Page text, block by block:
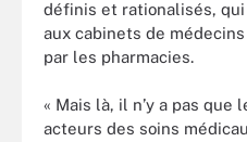
définis et rationalisés, qui
aux cabinets de
par les pharmacies.
« Mais là, il n’y a pas
acteurs des soins